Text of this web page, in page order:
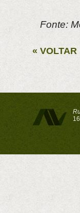
Fonte:
« VOLTAR